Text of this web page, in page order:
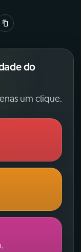
do
um clique.